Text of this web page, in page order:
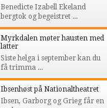
Benedicte Izabell Ekeland
bergtok og begeistret ...
Myrkdalen møter hausten med
latter
Siste helga i september kan du
få trimma ...
Ibsenhøst på Nationaltheatret
Ibsen, Garborg og Grieg får en